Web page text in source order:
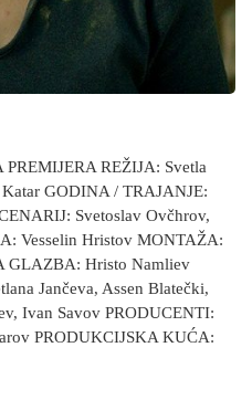
REŽIJA: Svetla
GODINA / TRAJANJE:
Svetoslav Ovčhrov,
Vesselin Hristov MONTAŽA:
GLAZBA: Hristo Namliev
Jančeva, Assen Blatečki,
Ivan Savov PRODUCENTI:
PRODUKCIJSKA KUĆA: